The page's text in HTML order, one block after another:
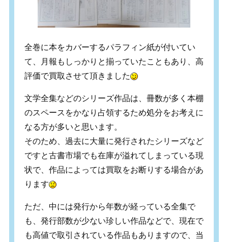
全巻に本をカバーするパラフィン紙が付いてい
て、月報もしっかりと揃っていたこともあり、高
評価で買取させて頂きました
文学全集などのシリーズ作品は、冊数が多く本棚
のスペースをかなり占領するため処分をお考えに
なる方が多いと思います。
そのため、過去に大量に発行されたシリーズなど
ですと古書市場でも在庫が溢れてしまっている現
状で、作品によっては買取をお断りする場合があ
ります
ただ、中には発行から年数が経っている全集で
も、発行部数が少ない珍しい作品などで、現在で
も高値で取引されている作品もありますので、当